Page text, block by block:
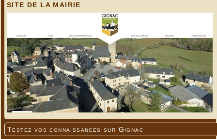
SITE DE LA MAIRIE
Testez vos connaissances sur Gignac